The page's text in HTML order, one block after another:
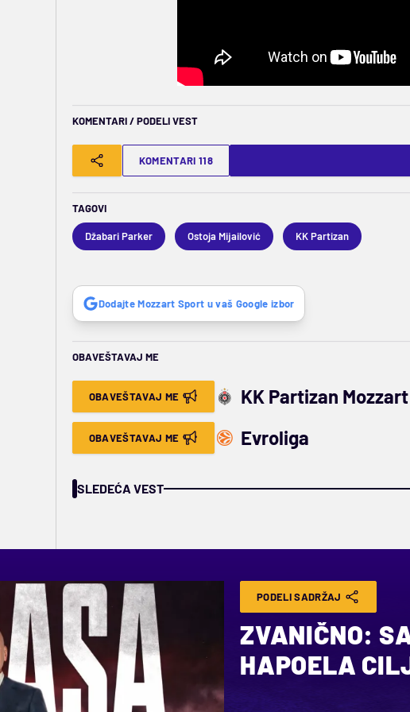
KOMENTARI / PODELI VEST
KOMENTARI 118
TAGOVI
Džabari Parker Ostoja Mijailović KK Partizan
Dodajte Mozzart Sport u vaš Google izbor
OBAVEŠTAVAJ ME
OBAVEŠTAVAJ ME KK Partizan
OBAVEŠTAVAJ ME Evroliga
SLEDEĆA VEST
PODELI SADRŽAJ
ZVANIČNO:
HAPOELA